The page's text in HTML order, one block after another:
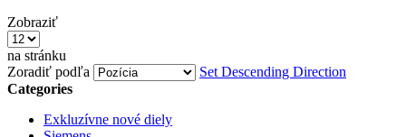
Zobraziť
na stránku
Zoradiť podľa
Set Descending Direction
Categories
Exkluzívne nové diely